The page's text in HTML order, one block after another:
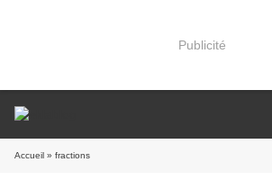
Publicité
Accueil » fractions